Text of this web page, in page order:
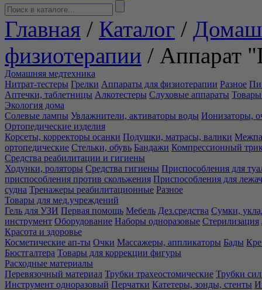
Главная / Каталог /
физиотерапии / Аппарат
Домашняя медтехника
Нитрат-тестеры Грелки Аппараты для физиотерапии Разное
Аптечки, таблетницы Алкотестеры Слуховые аппараты Товары
Экология дома
Солевые лампы Увлажнители, активаторы воды Ионизаторы,
Ортопедические изделия
Корсеты, корректоры осанки Подушки, матрасы, валики
ортопедические Стельки, обувь Бандажи Компрессионный
Средства реабилитации и гигиены
Ходунки, роляторы Средства гигиены Приспособления для
приспособления против скольжения Приспособления для
судна Тренажеры реабилитационные Разное
Товары для мед.учреждений
Гель для УЗИ Первая помощь Мебель Дез.средства Сумки,
инструмент Оборудование Наборы одноразовые Стерилизация
Красота и здоровье
Косметические ап-ты Очки Массажеры, аппликаторы Бады
Бюстгалтера Товары для коррекции фигуры
Расходные материалы
Перевязочный материал Трубки трахеостомические Трубки
Инструмент одноразовый Перчатки Катетеры, зонды, стенты